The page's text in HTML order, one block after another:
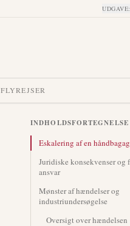
UDGAVE:
FLYREJSER
INDHOLDSFORTEGNELSE
Eskalering af en
Juridiske konsekvenser og
ansvar
Mønster af hændelser og
industriundersøgelse
Oversigt over hændelsen